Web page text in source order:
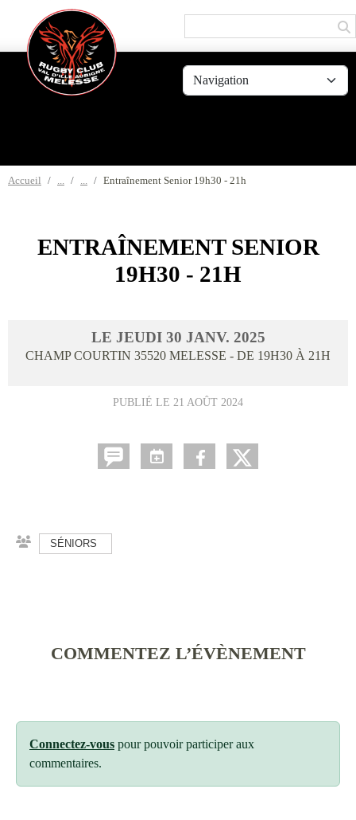
Accueil Entraînement Senior 19h30 - 21h
ENTRAÎNEMENT SENIOR
19H30 - 21H
LE JEUDI 30 JANV. 2025
CHAMP COURTIN 35520 MELESSE - DE 19H30 À 21H
PUBLIÉ LE 21 AOÛT 2024
SÉNIORS
COMMENTEZ L’ÉVÈNEMENT
Connectez-vous pour pouvoir participer aux
commentaires.
Panneau de gestion des cookies